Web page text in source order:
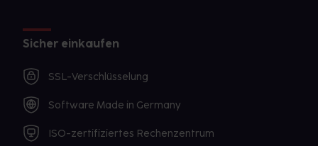
Sicher einkaufen
SSL-Verschlüsselung
Software Made in Germany
ISO-zertifiziertes Rechenzentrum